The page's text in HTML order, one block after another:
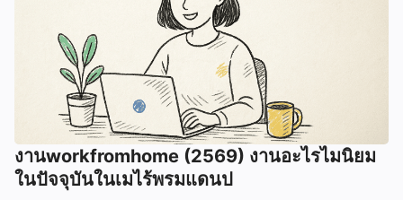
งานworkfromhome (2569) งานอะไรไมนิยม
ในปัจจุบันในเมไร้พรมแดนป